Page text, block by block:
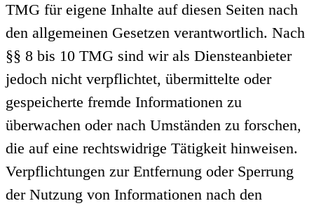
TMG für eigene Inhalte auf diesen Seiten nach
den allgemeinen Gesetzen verantwortlich. Nach
§§ 8 bis 10 TMG sind wir als Diensteanbieter
jedoch nicht verpflichtet, übermittelte oder
gespeicherte fremde Informationen zu
überwachen oder nach Umständen zu forschen,
die auf eine rechtswidrige Tätigkeit hinweisen.
Verpflichtungen zur Entfernung oder Sperrung
der Nutzung von Informationen nach den